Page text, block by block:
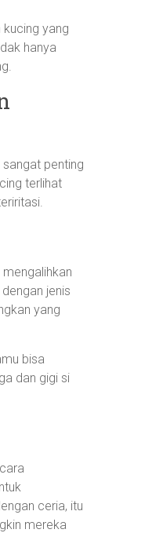
yang
hanya
penting
terlihat
jenis
yang
bisa
dan gigi si
ceria, itu
mereka